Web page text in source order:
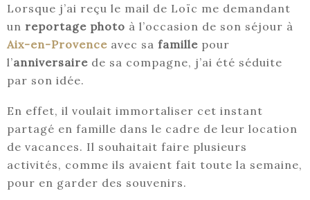
Lorsque j’ai reçu le mail de Loïc me demandant
un reportage photo à l’occasion de son séjour à
Aix-en-Provence avec sa famille pour
l’anniversaire de sa compagne, j’ai été séduite
par son idée.
En effet, il voulait immortaliser cet instant
partagé en famille dans le cadre de leur location
de vacances. Il souhaitait faire plusieurs
activités, comme ils avaient fait toute la semaine,
pour en garder des souvenirs.